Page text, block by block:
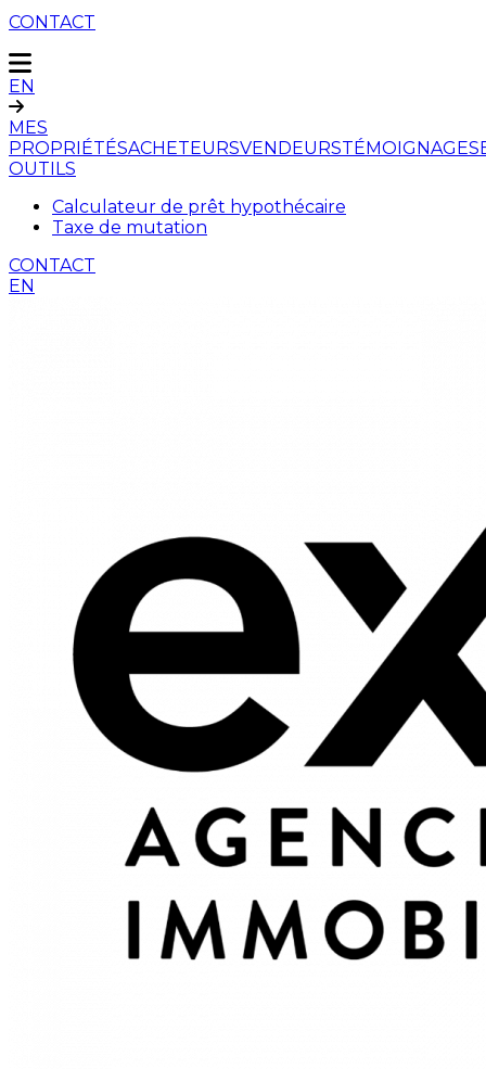
CONTACT
EN
MES
PROPRIÉTÉSACHETEURSVENDEURSTÉMOIGNAGES
OUTILS
Calculateur de prêt hypothécaire
Taxe de mutation
CONTACT
EN